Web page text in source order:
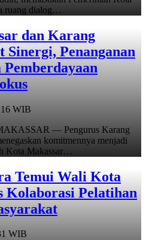
ruang dialog…
dan Karang
Sinergi, Penanganan
Pemberdayaan
WIB
— Pengurus Karang
komitmennya menjadi
Kota Makassar…
Temui Wali Kota
Kolaborasi Pelatihan
WIB